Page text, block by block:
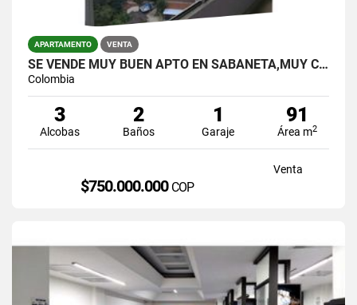
APARTAMENTO VENTA
SE VENDE MUY BUEN APTO EN SABANETA,MUY CENTRAL,SECTOR LAS LOMITAS.
Colombia
3
Alcobas
2
Baños
1
Garaje
91
Área m2
Venta
$750.000.000 COP